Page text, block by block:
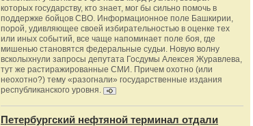
которых государству, кто знает, мог бы сильно помочь в
поддержке бойцов СВО. Информационное поле Башкирии,
порой, удивляющее своей избирательностью в оценке тех
или иных событий, все чаще напоминает поле боя, где
мишенью становятся федеральные судьи. Новую волну
всколыхнули запросы депутата Госдумы Алексея Журавлева,
тут же растиражированные СМИ. Причем охотно (или
неохотно?) тему «разогнали» государственные издания
республиканского уровня.
Петербургский нефтяной терминал отдали